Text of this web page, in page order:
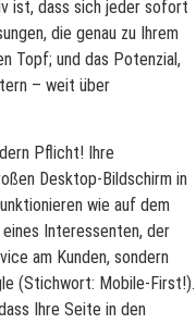
ist, dass sich jeder sofort
die genau zu Ihrem
Topf; und das Potenzial,
– weit über
Pflicht! Ihre
Desktop-Bildschirm in
wie auf dem
Interessenten, der
am Kunden, sondern
(Stichwort: Mobile-First!).
Ihre Seite in den